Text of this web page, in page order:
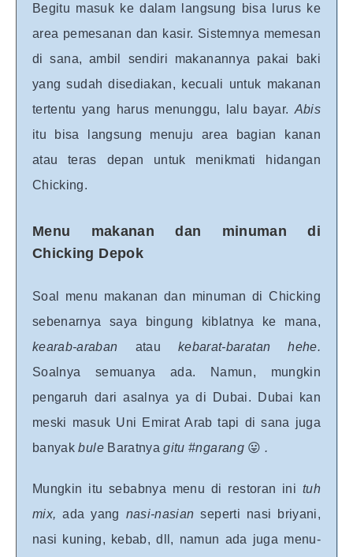
Begitu masuk ke dalam langsung bisa lurus ke
area pemesanan dan kasir. Sistemnya memesan
di sana, ambil sendiri makanannya pakai baki
yang sudah disediakan, kecuali untuk makanan
tertentu yang harus menunggu, lalu bayar. Abis
itu bisa langsung menuju area bagian kanan
atau teras depan untuk menikmati hidangan
Chicking.
Menu makanan dan minuman di
Chicking Depok
Soal menu makanan dan minuman di Chicking
sebenarnya saya bingung kiblatnya ke mana,
kearab-araban atau kebarat-baratan
hehe.
Soalnya semuanya ada. Namun, mungkin
pengaruh dari asalnya ya di Dubai. Dubai kan
meski masuk Uni Emirat Arab tapi di sana juga
banyakbule Baratnyagitu #ngarang 😛 .
Mungkin itu sebabnya menu di restoran ini tuh
mix,ada yang nasi-nasianseperti nasi briyani,
nasi kuning, kebab, dll, namun ada juga menu-